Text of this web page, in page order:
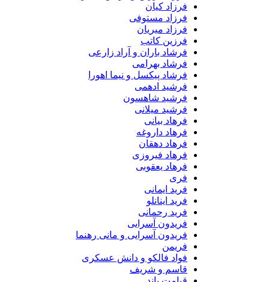
فرزاد کیان
فرزاد مستوفی
فرزاد میریان
فرزین کاتب
فرشاد باران و آراد زارعی
فرشاد بهرامی
فرشاد پیکسل و نیما اهورا
فرشید ادهمی
فرشید شاهسون
فرشید میلانی
فرهاد بیانی
فرهاد داروغه
فرهاد دهقان
فرهاد فیروزی
فرهاد یعقوبی
فری
فرید ایمانی
فرید اینانلو
فرید رحمانی
فریدون آسرایی
فریدون آسرایی و مانی رهنما
فریمن
فواد فالکو و دانش عسکری
قاسم و شریف